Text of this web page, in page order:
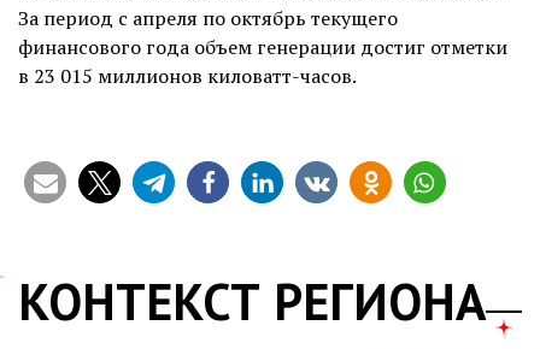
За период с апреля по октябрь текущего
финансового года объем генерации достиг отметки
в 23 015 миллионов киловатт-часов.
КОНТЕКСТ РЕГИОНА